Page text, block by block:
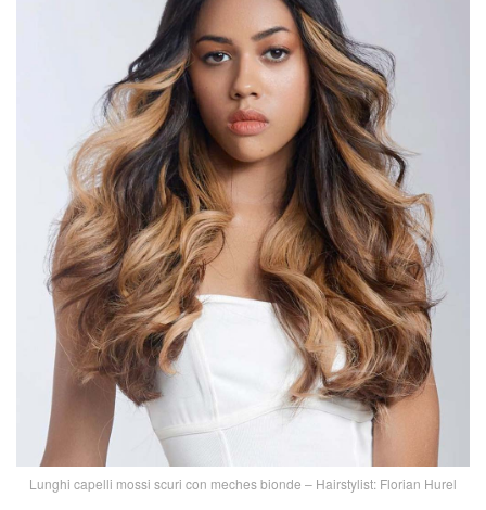
Lunghi capelli mossi scuri con meches bionde – Hairstylist: Florian Hurel